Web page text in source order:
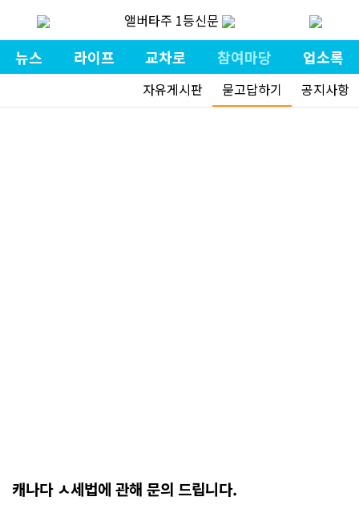
앨버타주 1등신문
뉴스 라이프 교차로 참여마당 업소록
자유게시판 묻고답하기 공지사항
캐나다 ㅅ세법에 관해 문의 드립니다.